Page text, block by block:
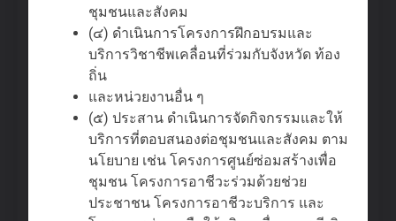
ชุมชนและสังคม
(๔) ดําเนินการโครงการฝึกอบรมและ
บริการวิชาชีพเคลื่อนที่ร่วมกับจังหวัด ท้อง
ถิ่น
และหน่วยงานอื่น ๆ
(๕) ประสาน ดําเนินการจัดกิจกรรมและให้
บริการที่ตอบสนองต่อชุมชนและสังคม ตาม
นโยบาย เช่น โครงการศูนย์ซ่อมสร้างเพื่อ
ชุมชน โครงการอาชีวะร่วมด้วยช่วย
ประชาชน โครงการอาชีวะบริการ และ